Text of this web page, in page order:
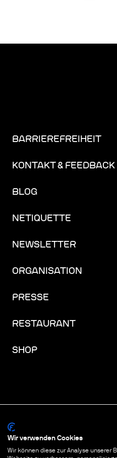
Wir verwenden Cookies
Wir können diese zur Analyse unserer
BARRIEREFREIHEIT
KONTAKT & FEEDBACK
BLOG
NETIQUETTE
NEWSLETTER
ORGANISATION
PRESSE
RESTAURANT
SHOP
IMPRESSUM